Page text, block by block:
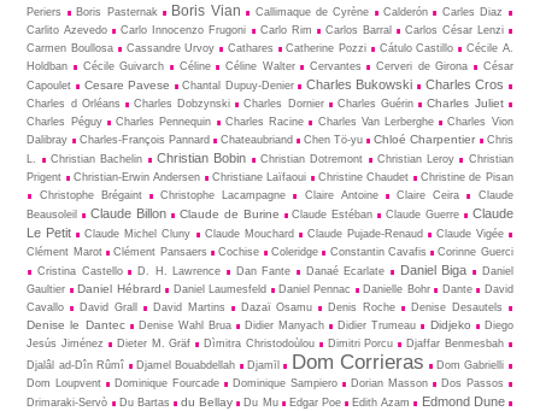
Periers
Boris Pasternak Boris Vian Callimaque de Cyrène Cal­derón
Carles Diaz
Carlito Azevedo
Carlo Innocenzo Frugoni Carlo Rim Carlos Barral
Carlos César Lenzi
Carmen Boullosa
Cassandre Urvoy Cathares Catherine Pozzi Cátulo Castillo
Cécile A.
Holdban
Cécile Guivarch Céline Céline Walter Cervantes Cerveri de Girona
César
Capoulet
Cesare Pavese Chantal Dupuy-Denier Charles Bukowski Charles Cros
Charles d Orléans Charles Dobzynski Charles Dornier Charles Guérin Charles Juliet
Charles Péguy Charles Pennequin Charles Racine Charles Van Lerberghe
Charles Vion
Dalibray
Charles-François Pannard Chateaubriand Chen Tö-yu Chloé Charpentier
Chris
L.
Christian Bachelin Christian Bobin Christian Dotremont Christian Leroy
Christian
Prigent
Christian-Erwin Andersen Christiane Laïfaoui Christine Chaudet
Christine de Pisan
Christophe Brégaint
Christophe Lacampagne Claire Antoine Claire Ceira
Claude
Beausoleil
Claude Billon Claude de Burine Claude Estéban Claude Guerre
Claude
Le Petit
Claude Michel Cluny Claude Mouchard Claude Pujade-Renaud
Claude Vigée
Clément Marot
Clément Pansaers Cochise Coleridge Constantin Cavafis
Corinne Guerci
Cristina Castello
D. H. Lawrence Dan Fante Danaé Ecarlate Daniel Biga
Daniel
Gaultier
Daniel Hébrard Daniel Laumesfeld Daniel Pennac Danielle Bohr Dante
David
Cavallo
David Grall David Martins Dazaï Osamu Denis Roche Denise Desautels
Denise le Dantec Denise Wahl Brua Didier Manyach Didier Trumeau Didjeko
Diego
Jesús Jiménez
Dieter M. Gräf Dìmitra Christodoùlou Dimitri Porcu
Djaffar Benmesbah
Djalâl ad-Dîn Rûmî
Djamel Bouabdellah Djamīl Dom Corrieras
Dom Gabrielli
Dom Loupvent
Dominique Fourcade Dominique Sampiero Dorian Masson
Dos Passos
Drimaraki-Servò
Du Bartas du Bellay Du Mu Edgar Poe Edith Azam
Edmond Dune